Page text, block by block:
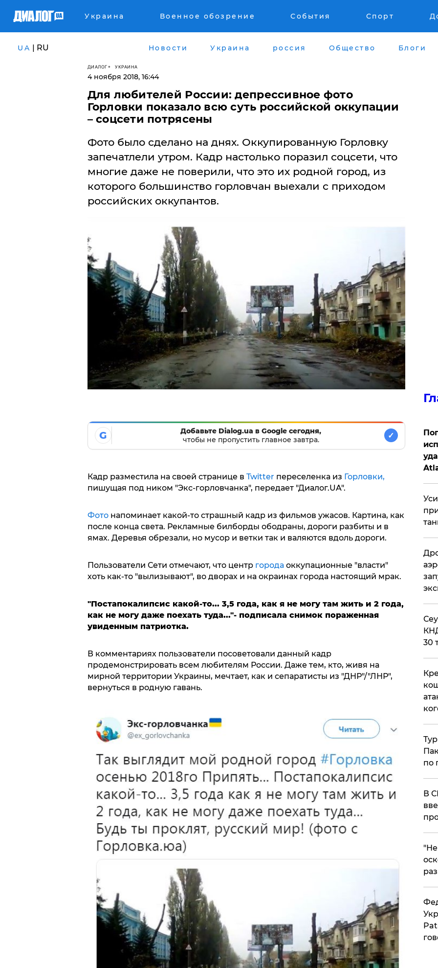
Украина Военное обозрение События Спорт
UA | RU Новости Украина россия Общество Блоги
ДИАЛОГ УКРАИНА
4 ноября 2018, 16:44
Для любителей России: депрессивное фото
Горловки показало всю суть российской оккупации
– соцсети потрясены
Фото было сделано на днях. Оккупированную Горловку
запечатлели утром. Кадр настолько поразил соцсети, что
многие даже не поверили, что это их родной город, из
которого большинство горловчан выехали с приходом
российских оккупантов.
G
Добавьте Dialog.ua в Google сегодня,
чтобы не пропустить главное завтра.
✓
Кадр разместила на своей странице в Twitter переселенка из Горловки,
пишущая под ником "Экс-горловчанка", передает "Диалог.UA".
Фотонапоминает какой-то страшный кадр из фильмов ужасов. Картина, как
после конца света. Рекламные билборды ободраны, дороги разбиты и в
ямах. Деревья обрезали, но мусор и ветки так и валяются вдоль дороги.
Пользователи Сети отмечают, что центр городаоккупационные "власти"
хоть как-то "вылизывают", во дворах и на окраинах города настоящий мрак.
"Постапокалипсис какой-то... 3,5 года, как я не могу там жить и 2 года,
как не могу даже поехать туда..."- подписала снимок пораженная
увиденным патриотка.
В комментариях пользователи посоветовали данный кадр
продемонстрировать всем любителям России. Даже тем, кто, живя на
мирной территории Украины, мечтает, как и сепаратисты из "ДНР"/"ЛНР",
вернуться в родную гавань.
30
по
В